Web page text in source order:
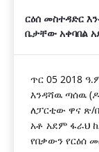
ርዕሰ መስተዳድር
ቤታቸው አቀባበል
ጥር 05 2018
እንዳሻዉ ጣሰዉ
ለፓርቲው ዋና ጽ/
አቶ አደም ፋራህ
የበቃውን የርዕሰ